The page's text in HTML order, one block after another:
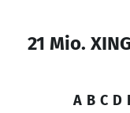
21 Mio.
A B C D